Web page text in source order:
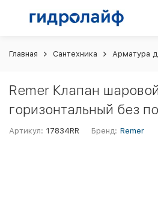
Главная Сантехника Арматура
Remer Клапан
горизонтальный без
Артикул: 17834RR Бренд: Remer